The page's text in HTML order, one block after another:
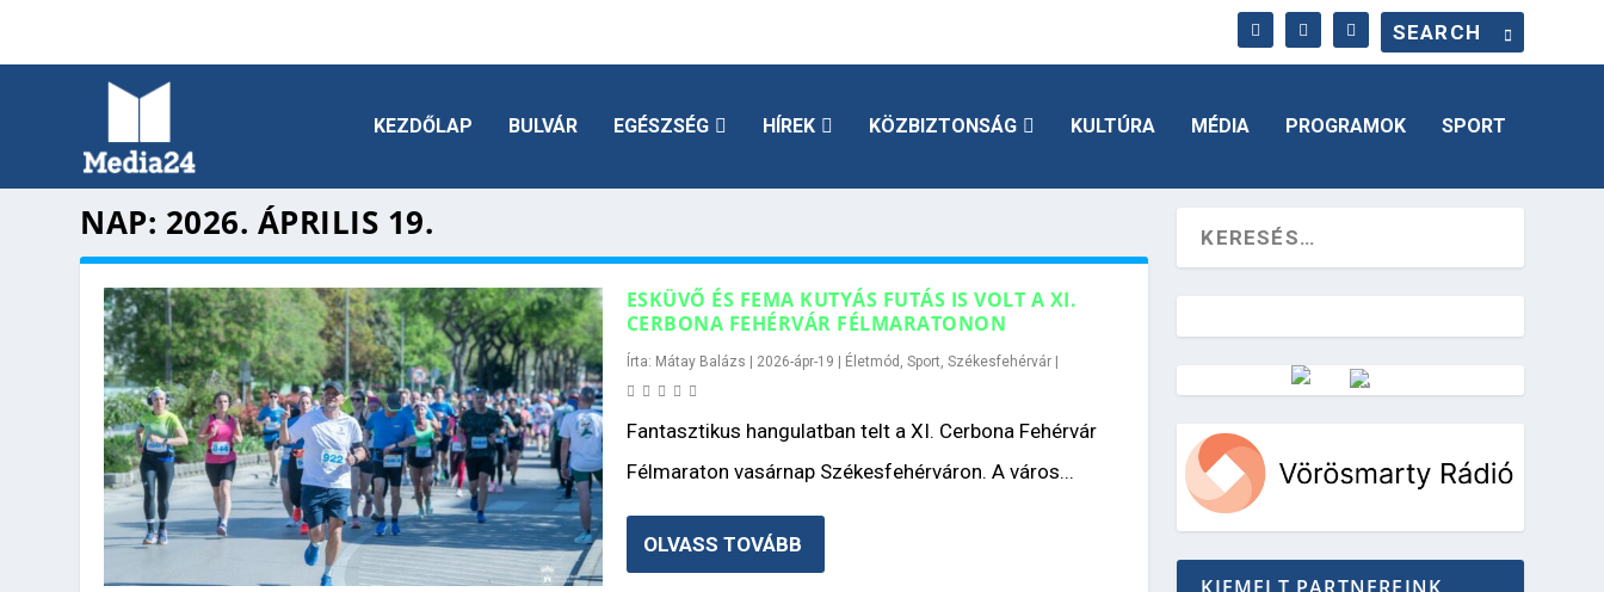
KEZDŐLAP BULVÁR EGÉSZSÉG HÍREK KÖZBIZTONSÁG KULTÚRA MÉDIA PROGRAMOK SPORT
NAP: 2026. ÁPRILIS 19.
ESKÜVŐ ÉS FEMA KUTYÁS FUTÁS IS VOLT A XI.
CERBONA FEHÉRVÁR FÉLMARATONON
Írta: Mátay Balázs 2026-ápr-19 Életmód , Sport, Székesfehérvár|
Fantasztikus hangulatban telt a XI. Cerbona Fehérvár
Félmaraton vasárnap Székesfehérváron. A város...
OLVASS TOVÁBB
Vörösmarty Rádió